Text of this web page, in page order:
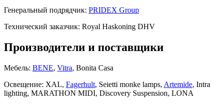
Генеральный подрядчик: PRIDEX Group
Технический заказчик: Royal Haskoning DHV
Производители и поставщики
Мебель: BENE, Vitra, Bonita Casa
Освещение: XAL, Fagerhult, Seietti monke lamps, Artemide, Intra
lighting, MARATHON MIDI, Discovery Suspension, LONA